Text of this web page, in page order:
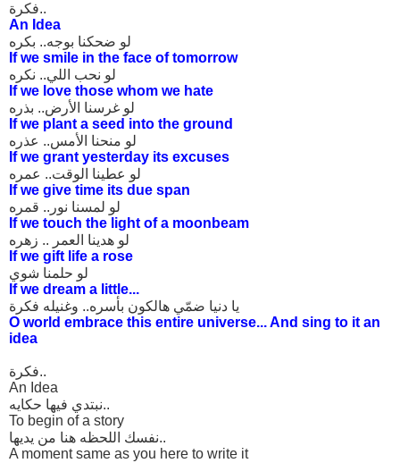
فكرة..
An Idea
لو ضحكنا بوجه.. بكره
If we smile in the face of tomorrow
لو نحب اللي.. نكره
If we love those whom we hate
لو غرسنا الأرض.. بذره
If we plant a seed into the ground
لو منحنا الأمس.. عذره
If we grant yesterday its excuses
لو عطينا الوقت.. عمره
If we give time its due span
لو لمسنا نور.. قمره
If we touch the light of a moonbeam
لو هدينا العمر .. زهره
If we gift life a rose
لو حلمنا شوي
If we dream a little...
يا دنيا ضمّي هالكون بأسره.. وغنيله فكرة
O world embrace this entire universe... And sing to it an
idea
فكرة..
An Idea
نبتدي فيها حكايه..
To begin of a story
نفسك اللحظه هنا من يديها..
A moment same as you here to write it